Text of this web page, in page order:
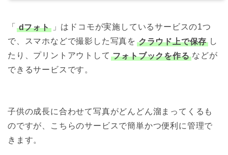
「 dフォト
」はドコモが実施しているサービスの1つ
で、スマホなどで撮影した写真を クラウド上で保存 し
たり、プリントアウトして フォトブックを作る などが
できるサービスです。
子供の成長に合わせて写真がどんどん溜まってくるも
のですが、こちらのサービスで簡単かつ便利に管理で
きます。